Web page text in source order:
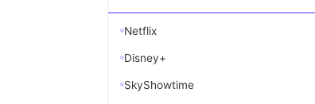
Netflix
Disney+
SkyShowtime